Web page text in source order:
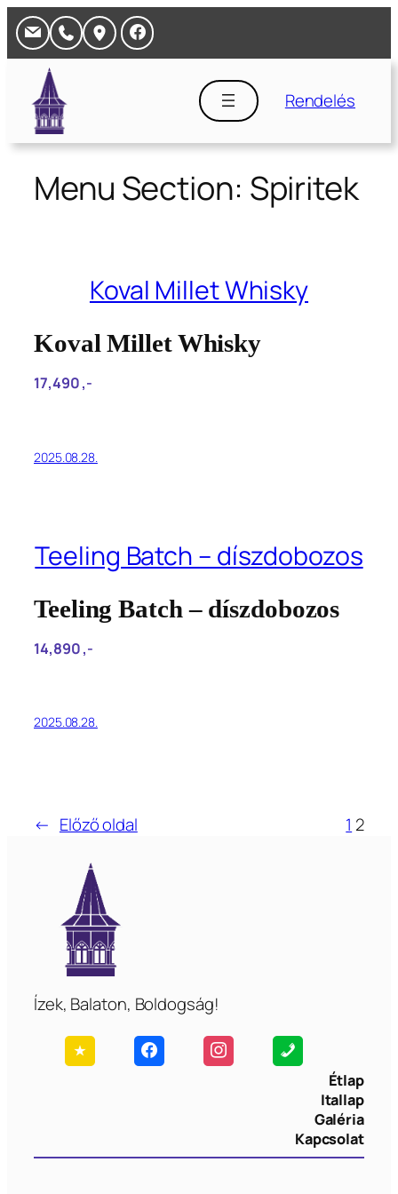
Ugrás
tartalomhoz
Rendelés
Menu Section: Spiritek
Koval Millet Whisky
Koval Millet Whisky
17,490‎ ,-
2025.08.28.
Teeling Batch – díszdobozos
Teeling Batch – díszdobozos
14,890‎ ,-
2025.08.28.
← Előző oldal 1 2
Ízek, Balaton, Boldogság!
Étlap
Itallap
Galéria
Kapcsolat